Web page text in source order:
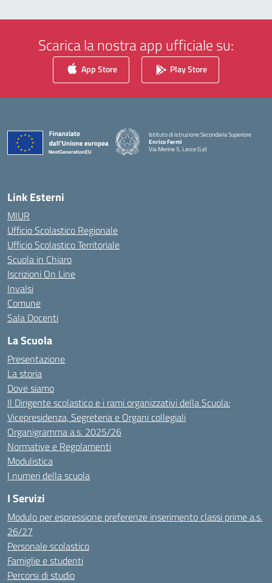
Scarica la nostra app ufficiale su:
App Store Play Store
Istituto di istruzione Secondaria Superiore
Enrico Fermi
Via Merine 5, Lecce (Le)
Link Esterni
MIUR
Ufficio Scolastico Regionale
Ufficio Scolastico Territoriale
Scuola in Chiaro
Iscrizioni On Line
Invalsi
Comune
Sala Docenti
La Scuola
Presentazione
La storia
Dove siamo
Il Dirigente scolastico e i rami organizzativi della Scuola:
Vicepresidenza, Segreteria e Organi collegiali
Organigramma a.s. 2025/26
Normative e Regolamenti
Modulistica
I numeri della scuola
I Servizi
Modulo per espressione preferenze inserimento classi prime a.s.
26/27
Personale scolastico
Famiglie e studenti
Percorsi di studio